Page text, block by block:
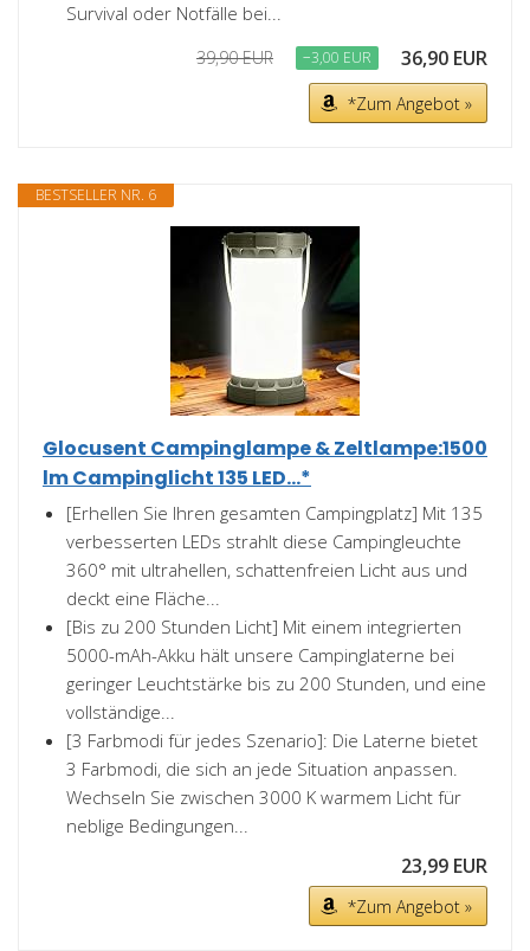
Survival oder Notfälle bei...
39,90 EUR −3,00 EUR 36,90 EUR
*Zum Angebot »
BESTSELLER NR. 6
Glocusent Campinglampe & Zeltlampe:1500
lm Campinglicht 135 LED...*
[Erhellen Sie Ihren gesamten Campingplatz] Mit 135
verbesserten LEDs strahlt diese Campingleuchte
360° mit ultrahellen, schattenfreien Licht aus und
deckt eine Fläche...
[Bis zu 200 Stunden Licht] Mit einem integrierten
5000-mAh-Akku hält unsere Campinglaterne bei
geringer Leuchtstärke bis zu 200 Stunden, und eine
vollständige...
[3 Farbmodi für jedes Szenario]: Die Laterne bietet
3 Farbmodi, die sich an jede Situation anpassen.
Wechseln Sie zwischen 3000 K warmem Licht für
neblige Bedingungen...
23,99 EUR
*Zum Angebot »